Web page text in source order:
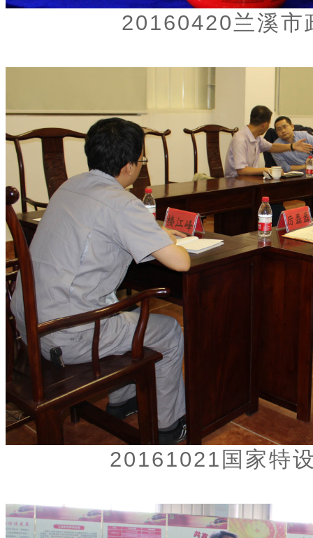
20160420兰溪市
20161021国家特